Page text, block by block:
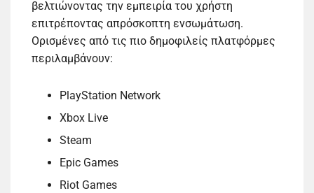
βελτιώνοντας την εμπειρία του χρήστη
επιτρέποντας απρόσκοπτη ενσωμάτωση.
Ορισμένες από τις πιο δημοφιλείς πλατφόρμες
περιλαμβάνουν:
PlayStation Network
Xbox Live
Steam
Epic Games
Riot Games